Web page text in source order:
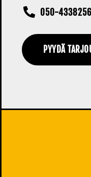
050-4338256
PYYDÄ